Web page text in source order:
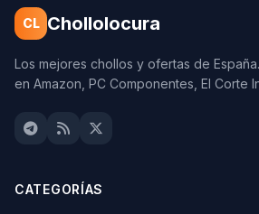
CL Chollolocura
Los mejores chollos y ofertas de
en Amazon, PC Componentes, El Corte
CATEGORÍAS